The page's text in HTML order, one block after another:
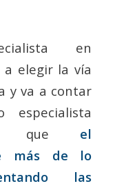
en
a elegir la vía
y va a contar
que el
más de lo
las